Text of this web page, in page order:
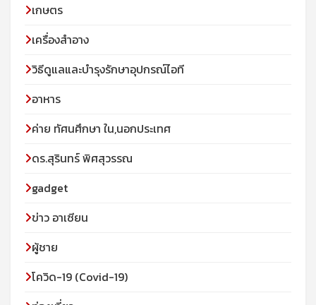
เกษตร
เครื่องสำอาง
วิธีดูแลและบำรุงรักษาอุปกรณ์ไอที
อาหาร
ค่าย ทัศนศึกษา ใน,นอกประเทศ
ดร.สุรินทร์ พิศสุวรรณ
gadget
ข่าว อาเซียน
ผู้ชาย
โควิด-19 (Covid-19)